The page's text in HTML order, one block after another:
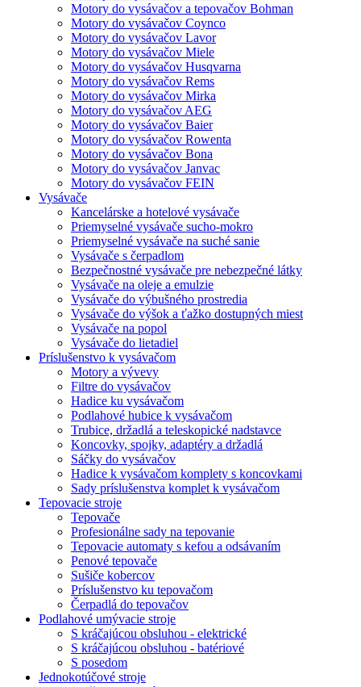
Motory do vysávačov a tepovačov Bohman
Motory do vysávačov Coynco
Motory do vysávačov Lavor
Motory do vysávačov Miele
Motory do vysávačov Husqvarna
Motory do vysávačov Rems
Motory do vysávačov Mirka
Motory do vysávačov AEG
Motory do vysávačov Baier
Motory do vysávačov Rowenta
Motory do vysávačov Bona
Motory do vysávačov Janvac
Motory do vysávačov FEIN
Vysávače
Kancelárske a hotelové vysávače
Priemyselné vysávače sucho-mokro
Priemyselné vysávače na suché sanie
Vysávače s čerpadlom
Bezpečnostné vysávače pre nebezpečné látky
Vysávače na oleje a emulzie
Vysávače do výbušného prostredia
Vysávače do výšok a ťažko dostupných miest
Vysávače na popol
Vysávače do lietadiel
Príslušenstvo k vysávačom
Motory a vývevy
Filtre do vysávačov
Hadice ku vysávačom
Podlahové hubice k vysávačom
Trubice, držadlá a teleskopické nadstavce
Koncovky, spojky, adaptéry a držadlá
Sáčky do vysávačov
Hadice k vysávačom komplety s koncovkami
Sady príslušenstva komplet k vysávačom
Tepovacie stroje
Tepovače
Profesionálne sady na tepovanie
Tepovacie automaty s kefou a odsávaním
Penové tepovače
Sušiče kobercov
Príslušenstvo ku tepovačom
Čerpadlá do tepovačov
Podlahové umývacie stroje
S kráčajúcou obsluhou - elektrické
S kráčajúcou obsluhou - batériové
S posedom
Jednokotúčové stroje